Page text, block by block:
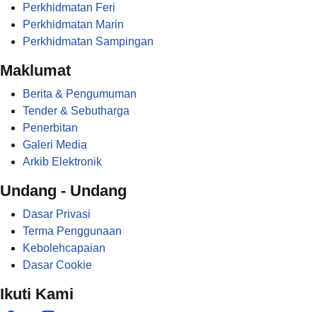
Perkhidmatan Feri
Perkhidmatan Marin
Perkhidmatan Sampingan
Maklumat
Berita & Pengumuman
Tender & Sebutharga
Penerbitan
Galeri Media
Arkib Elektronik
Undang - Undang
Dasar Privasi
Terma Penggunaan
Kebolehcapaian
Dasar Cookie
Ikuti Kami